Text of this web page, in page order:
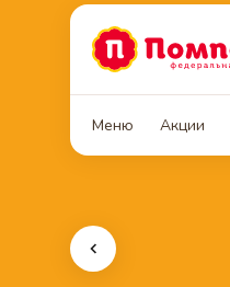
Меню Акции